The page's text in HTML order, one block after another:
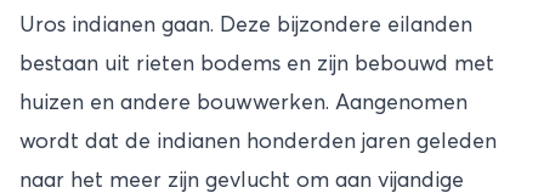
Uros indianen gaan. Deze bijzondere eilanden
bestaan uit rieten bodems en zijn bebouwd met
huizen en andere bouwwerken. Aangenomen
wordt dat de indianen honderden jaren geleden
naar het meer zijn gevlucht om aan vijandige